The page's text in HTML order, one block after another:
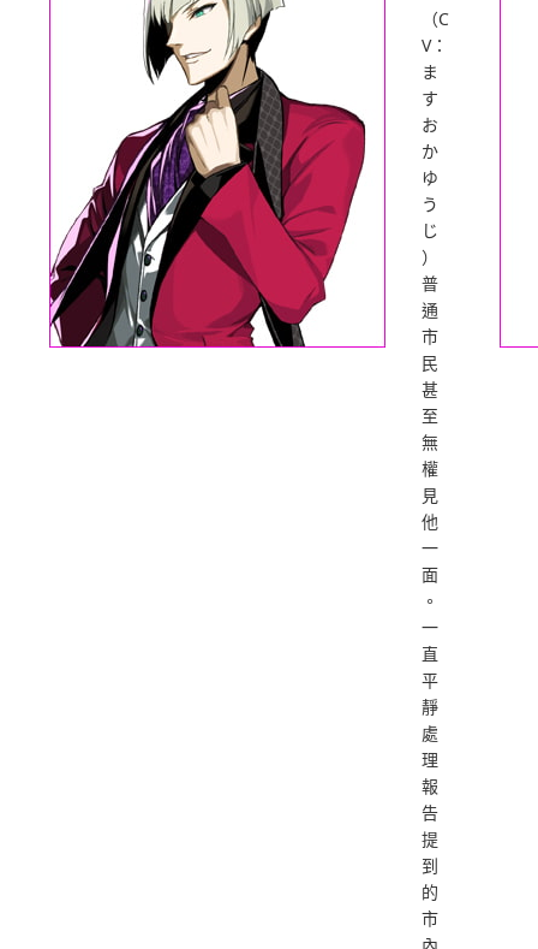
（C
V：
ま
す
お
か
ゆ
う
じ
）
普
通
市
民
甚
至
無
權
見
他
一
面
。
一
直
平
靜
處
理
報
告
提
到
的
市